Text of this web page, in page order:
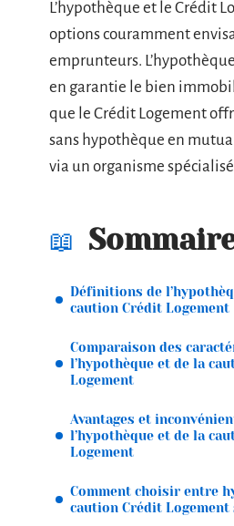
L’hypothèque et le Crédit
options couramment
emprunteurs.
en garantie le bien
que le Crédit Logement
sans hypothèque en
via un organisme
Définitions de
caution Crédit Logement
Comparaison des
l’hypothèque et de la
Logement
Avantages et
l’hypothèque et de la
Logement
Comment choisir entre
caution Crédit